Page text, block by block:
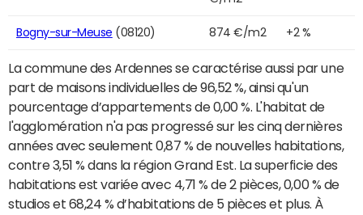
Bogny-sur-Meuse (08120) 874 €/m2 +2 %
La commune des Ardennes se caractérise aussi par une
part de maisons individuelles de 96,52 %, ainsi qu'un
pourcentage d’appartements de 0,00 %. L'habitat de
l'agglomération n'a pas progressé sur les cinq dernières
années avec seulement 0,87 % de nouvelles habitations,
contre 3,51 % dans la région Grand Est. La superficie des
habitations est variée avec 4,71 % de 2 pièces, 0,00 % de
studios et 68,24 % d’habitations de 5 pièces et plus. À